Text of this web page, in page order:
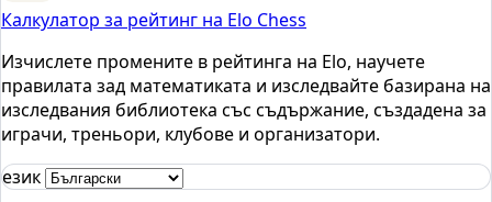
Калкулатор за рейтинг на Elo Chess
Изчислете промените в рейтинга на Elo, научете
правилата зад математиката и изследвайте базирана на
изследвания библиотека със съдържание, създадена за
играчи, треньори, клубове и организатори.
език